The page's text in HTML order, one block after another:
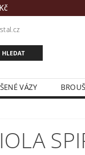
VÁZY
/ LOGO